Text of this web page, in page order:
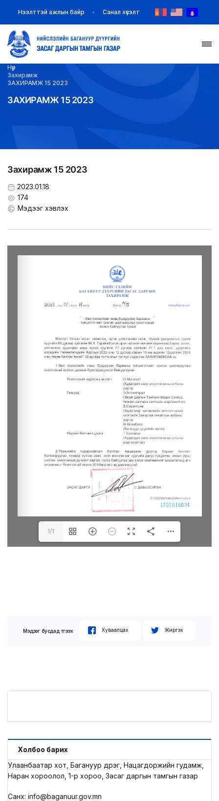
НҮҮР
ТАНИЛЦУУЛГА
ЗАХИРАМЖ ШИЙДВЭР
ИЛ ТОД БАЙДАЛ
Нээлттэй ажлын байр Санал хүсэлт
Нүүр
Захирамж
ЗАХИРАМЖ 15 2023
ЗАХИРАМЖ 15 2023
Захирамж 15 2023
2023.01.18
174
Мэдээг хэвлэх
1/1
Мэдээг бусдад түгээх Хуваалцах Жиргэх
Холбоо барих
Улаанбаатар хот, Багануур дүүрэг, Нацагдоржийн гудамж,
Наран хороолол, 1-р хороо, Засаг даргын тамгын газар
Санхүү: info@baganuur.gov.mn